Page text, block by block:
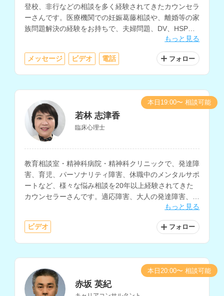
登校、非行などの相談を多く経験されてきたカウンセラ
ーさんです。医療機関での妊娠葛藤相談や、離婚等の家
族問題解決の経験をお持ちで、夫婦問題、DV、HSP、
職場の悩み、ひきこもり、うつ等のメンタルヘルスの相
もっと見る
メッセージ ビデオ 電話 フォロー
若林 志津香
臨床心理士
教育相談室・精神科病院・精神科クリニックで、発達障
害、育児、パーソナリティ障害、休職中のメンタルサポ
ートなど、様々な悩み相談を20年以上経験されてきた
カウンセラーさんです。適応障害、大人の発達障害、愛
着障害、子どもの問題行動、不登校の相談も得意とされ
もっと見る
ビデオ フォロー
本日19:00〜 相談可能
赤坂 英紀
本日20:00〜 相談可能